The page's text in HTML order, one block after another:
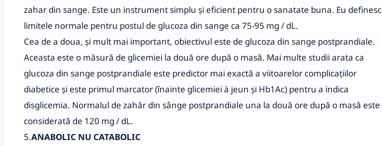
zahar din sange. Este un instrument simplu și eficient pentru o sanatate buna. Eu definesc
limitele normale pentru postul de glucoza din sange ca 75-95 mg / dL.
Cea de a doua, și mult mai important, obiectivul este de glucoza din sange postprandiale.
Aceasta este o măsură de glicemiei la două ore după o masă. Mai multe studii arata ca
glucoza din sange postprandiale este predictor mai exactă a viitoarelor complicațiilor
diabetice și este primul marcator (înainte glicemiei à jeun și Hb1Ac) pentru a indica
disglicemia. Normalul de zahăr din sânge postprandiale una la două ore după o masă este
considerată de 120 mg / dL.
5.ANABOLIC NU CATABOLIC